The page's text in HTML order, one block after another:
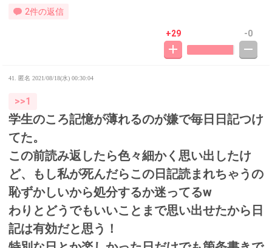
2件の返信
+29 -0
41. 匿名 2021/08/18(水) 00:30:04
>>1
学生のころ記憶が薄れるのが嫌で毎日日記つけ
てた。
この前読み返したら色々細かく思い出したけ
ど、もし私が死んだらこの日記読まれちゃうの
恥ずかしいから処分するか迷ってるw
わりとどうでもいいことまで思い出せたから日
記は有効だと思う！